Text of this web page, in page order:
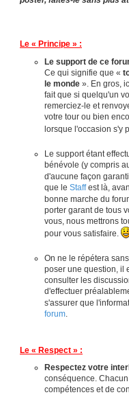
Le « Principe » :
Le support de ce
Ce qui signifie que «
le monde ». En gros,
fait que si quelqu'un
remerciez-le et
votre tour ou bien
lorsque l'occasion s'y
Le support étant
bénévole (y compris
d'aucune façon
que le Staffest là,
bonne marche du
porter garant de tous
vous, nous mettrons
pour vous satisfaire.
On ne le répétera
poser une question, il
consulter les
d'effectuer
s'assurer que
forum
Le « Respect » :
Respectez votre
conséquence.
compétences et de